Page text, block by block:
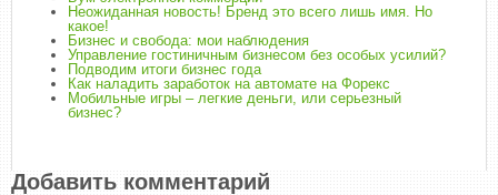
Неожиданная новость! Бренд это всего лишь имя. Но
какое!
Бизнес и свобода: мои наблюдения
Управление гостиничным бизнесом без особых усилий?
Подводим итоги бизнес года
Как наладить заработок на автомате на Форекс
Мобильные игры – легкие деньги, или серьезный
бизнес?
Добавить комментарий